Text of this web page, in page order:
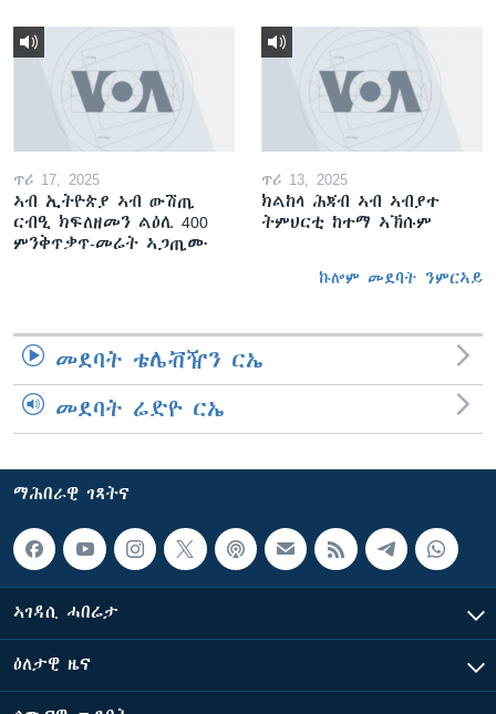
ጥሪ 17, 2025
ኣብ ኢትዮጵያ ኣብ ውሽጢ
ርብዒ ክፍለዘመን ልዕሊ 400
ምንቅጥቃጥ-መሬት ኣጋጢሙ
ጥሪ 13, 2025
ክልከላ ሕጃብ ኣብ ኣብያተ
ትምህርቲ ከተማ ኣኽሱም
ኩሎም መደባት ንምርኣይ
መደባት ቴሌቭዥን ርኤ
መደባት ሬድዮ ርኤ
ማሕበራዊ ገጻትና
ኣገዳሲ ሓበሬታ
ዕለታዊ ዜና